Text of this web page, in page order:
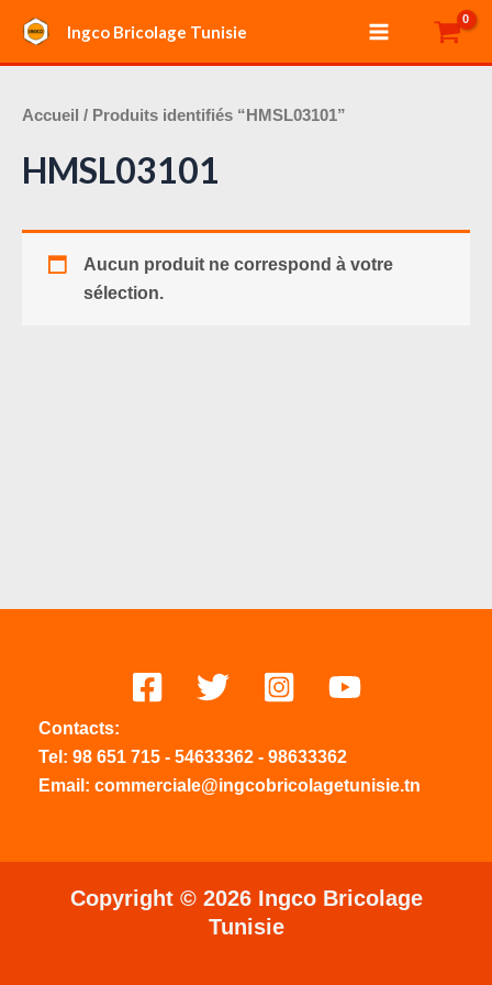
contenu
Ingco Bricolage Tunisie
Main
Menu
Accueil / Produits identifiés “HMSL03101”
HMSL03101
Aucun produit ne correspond à votre
sélection.
Contacts:
Tel: 98 651 715 - 54633362 - 98633362
Email: commerciale@ingcobricolagetunisie.tn
Copyright © 2026 Ingco Bricolage
Tunisie